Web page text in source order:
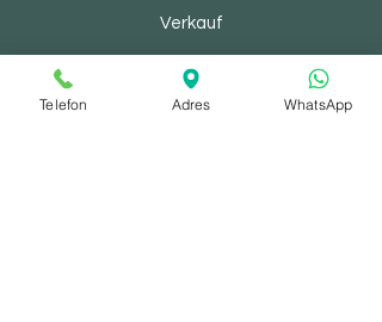
Verkauf
Telefon Adres WhatsApp